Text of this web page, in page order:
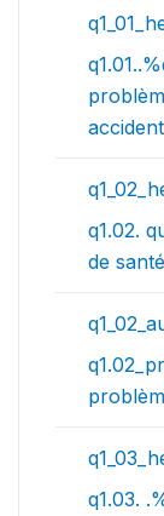
q1.02.
de
q1.03.